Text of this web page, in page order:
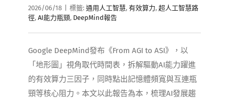
2026/06/18 標籤: 通用人工智慧, 有效算力, 超人工智慧路
徑, AI能力瓶頸, DeepMind報告
Google DeepMind發布《From AGI to ASI》，以
「地形圖」視角取代時間表，拆解驅動AI能力躍進
的有效算力三因子，同時點出記憶體頻寬與互連瓶
頸等核心阻力。本文以此報告為本，梳理AI發展趨